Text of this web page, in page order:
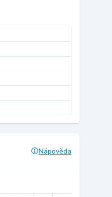
Nápověda